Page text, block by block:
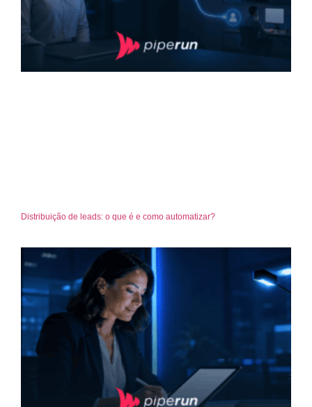
Distribuição de leads: o que é e como automatizar?